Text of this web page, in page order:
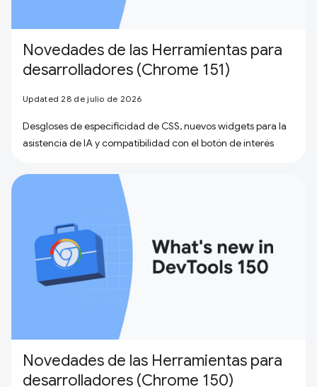
Novedades de las Herramientas para
desarrolladores (Chrome 151)
Updated 28 de julio de 2026
Desgloses de especificidad de CSS, nuevos widgets para la
asistencia de IA y compatibilidad con el botón de interés
Novedades de las Herramientas para
desarrolladores (Chrome 150)